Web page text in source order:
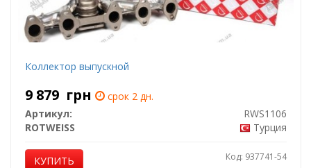
Коллектор выпускной
9 879 грн
срок 2 дн.
Артикул:
RWS1106
ROTWEISS
Турция
КУПИТЬ Код: 937741-54